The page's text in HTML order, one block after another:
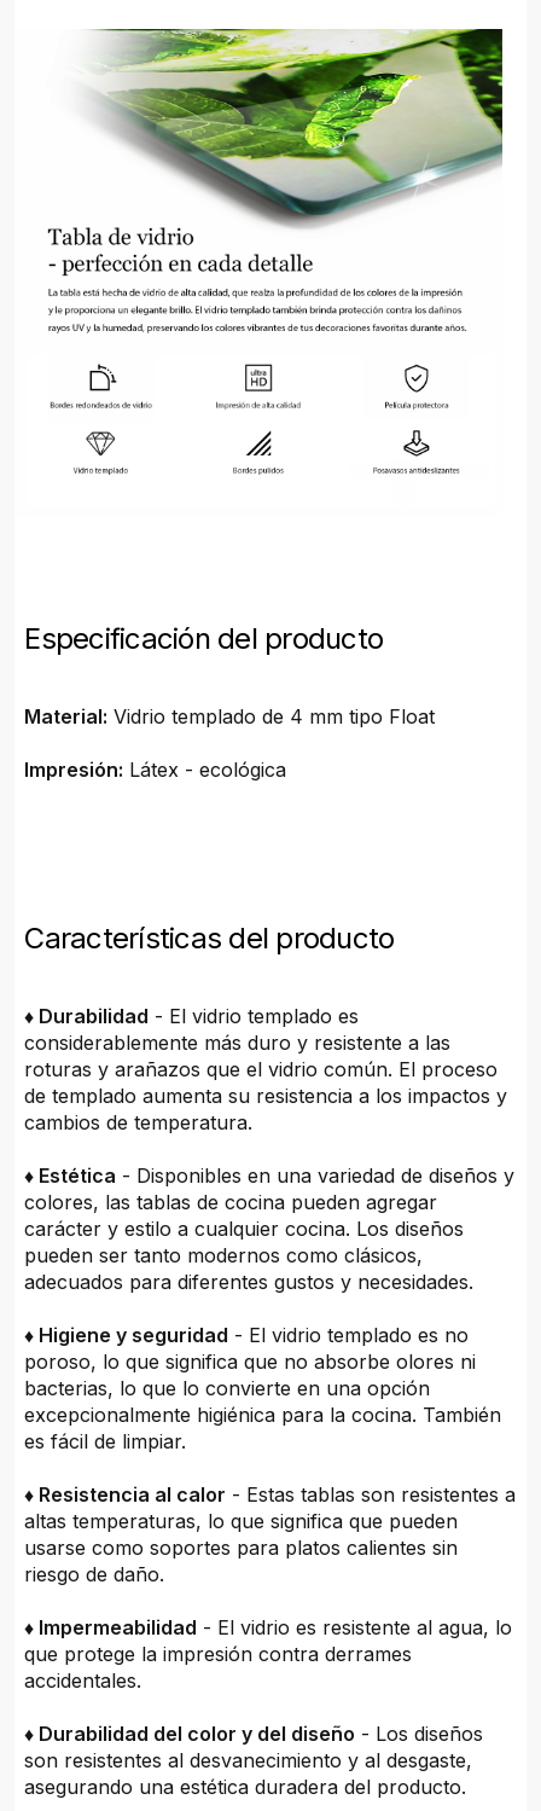
Especificación del producto
Material: Vidrio templado de 4 mm tipo Float
Impresión: Látex - ecológica
Características del producto
♦ Durabilidad - El vidrio templado es
considerablemente más duro y resistente a las
roturas y arañazos que el vidrio común. El proceso
de templado aumenta su resistencia a los impactos y
cambios de temperatura.
♦ Estética - Disponibles en una variedad de diseños y
colores, las tablas de cocina pueden agregar
carácter y estilo a cualquier cocina. Los diseños
pueden ser tanto modernos como clásicos,
adecuados para diferentes gustos y necesidades.
♦ Higiene y seguridad - El vidrio templado es no
poroso, lo que significa que no absorbe olores ni
bacterias, lo que lo convierte en una opción
excepcionalmente higiénica para la cocina. También
es fácil de limpiar.
♦ Resistencia al calor - Estas tablas son resistentes a
altas temperaturas, lo que significa que pueden
usarse como soportes para platos calientes sin
riesgo de daño.
♦ Impermeabilidad - El vidrio es resistente al agua, lo
que protege la impresión contra derrames
accidentales.
♦ Durabilidad del color y del diseño - Los diseños
son resistentes al desvanecimiento y al desgaste,
asegurando una estética duradera del producto.